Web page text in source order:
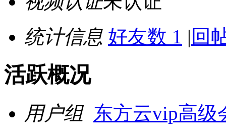
统计信息 好友数 1 | 回
活跃概况
用户组 东方云vip高级